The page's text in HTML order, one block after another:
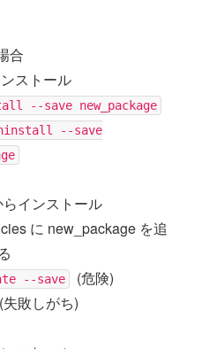
合
ストール
--save new_package
--save
インストール
に new_package を追
--save (危険)
(失敗しがち)